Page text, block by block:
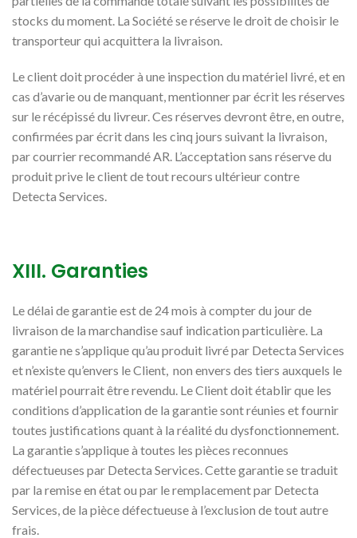
stocks du moment. La Société se réserve le droit de choisir le
transporteur qui acquittera la livraison.
Le client doit procéder à une inspection du matériel livré, et en
cas d’avarie ou de manquant, mentionner par écrit les réserves
sur le récépissé du livreur. Ces réserves devront être, en outre,
confirmées par écrit dans les cinq jours suivant la livraison,
par courrier recommandé AR. L’acceptation sans réserve du
produit prive le client de tout recours ultérieur contre
Detecta Services.
XIII. Garanties
Le délai de garantie est de 24 mois à compter du jour de
livraison de la marchandise sauf indication particulière. La
garantie ne s’applique qu’au produit livré par Detecta Services
et n’existe qu’envers le Client, non envers des tiers auxquels le
matériel pourrait être revendu. Le Client doit établir que les
conditions d’application de la garantie sont réunies et fournir
toutes justifications quant à la réalité du dysfonctionnement.
La garantie s’applique à toutes les pièces reconnues
défectueuses par Detecta Services. Cette garantie se traduit
par la remise en état ou par le remplacement par Detecta
Services, de la pièce défectueuse à l’exclusion de tout autre
frais.